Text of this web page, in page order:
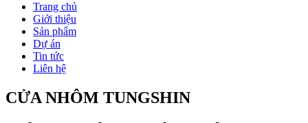
Trang chủ
Giới thiệu
Sản phẩm
Dự án
Tin tức
Liên hệ
CỬA NHÔM TUNGSHIN